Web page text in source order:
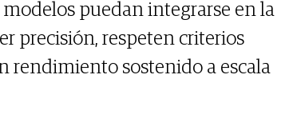
puedan integrarse en la
precisión, respeten criterios
rendimiento sostenido a escala